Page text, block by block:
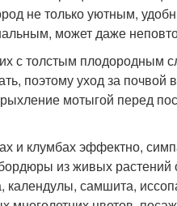
не только уютным,
может даже
с толстым плодородным
поэтому уход за почвой
мотыгой перед
и клумбах эффектно,
из живых растений
календулы, самшита,